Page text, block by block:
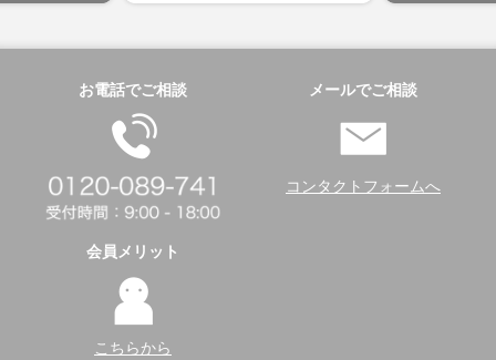
お電話でご相談 メールでご相談
コンタクトフォームへ
会員メリット
こちらから